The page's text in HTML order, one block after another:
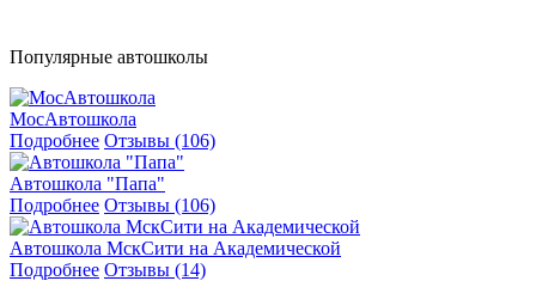
Популярные автошколы
МосАвтошкола
Подробнее Отзывы (106)
Автошкола "Папа"
Подробнее Отзывы (106)
Автошкола МскСити на Академической
Подробнее Отзывы (14)